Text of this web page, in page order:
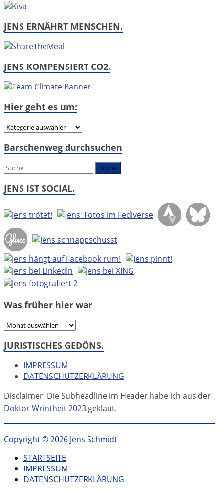
JENS ERNÄHRT MENSCHEN.
JENS KOMPENSIERT CO2.
Hier geht es um:
Hier
es
Barschenweg durchsuchen
JENS IST SOCIAL.
Was früher hier war
Was
hier
JURISTISCHES GEDÖNS.
IMPRESSUM
DATENSCHUTZERKLÄRUNG
Disclaimer: Die Subheadline im Header habe ich aus der
Doktor Wrintheit 2023 geklaut.
Copyright © 2026 Jens Schmidt
STARTSEITE
IMPRESSUM
DATENSCHUTZERKLÄRUNG